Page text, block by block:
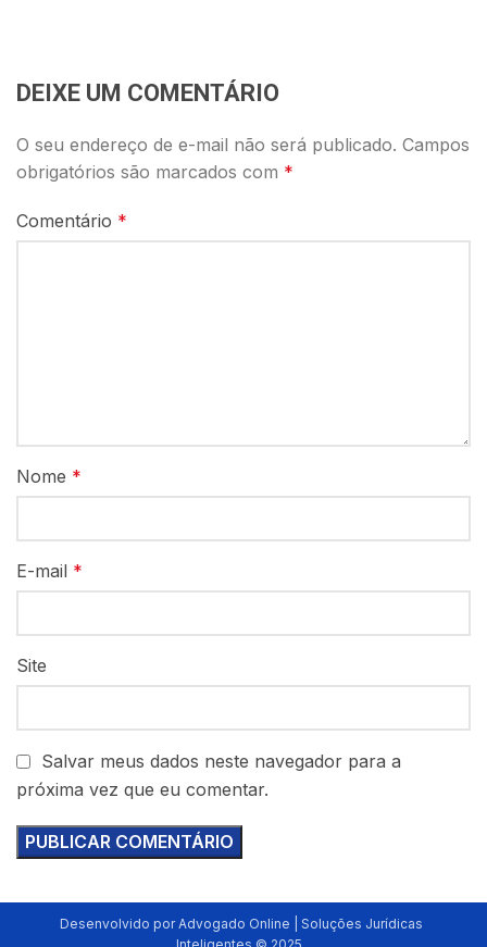
DEIXE UM COMENTÁRIO
O seu endereço de e-mail não será publicado. Campos
obrigatórios são marcados com *
Comentário *
Nome *
E-mail *
Site
Salvar meus dados neste navegador para a
próxima vez que eu comentar.
Desenvolvido por Advogado Online | Soluções Jurídicas